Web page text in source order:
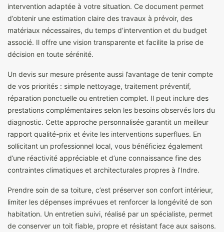
intervention adaptée à votre situation. Ce document permet
d’obtenir une estimation claire des travaux à prévoir, des
matériaux nécessaires, du temps d’intervention et du budget
associé. Il offre une vision transparente et facilite la prise de
décision en toute sérénité.
Un devis sur mesure présente aussi l’avantage de tenir compte
de vos priorités : simple nettoyage, traitement préventif,
réparation ponctuelle ou entretien complet. Il peut inclure des
prestations complémentaires selon les besoins observés lors du
diagnostic. Cette approche personnalisée garantit un meilleur
rapport qualité-prix et évite les interventions superflues. En
sollicitant un professionnel local, vous bénéficiez également
d’une réactivité appréciable et d’une connaissance fine des
contraintes climatiques et architecturales propres à l’Indre.
Prendre soin de sa toiture, c’est préserver son confort intérieur,
limiter les dépenses imprévues et renforcer la longévité de son
habitation. Un entretien suivi, réalisé par un spécialiste, permet
de conserver un toit fiable, propre et résistant face aux saisons.